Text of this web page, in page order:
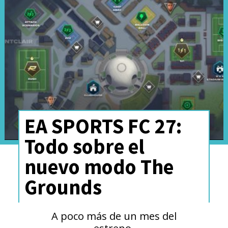
GameBoy y la GameBoy Micro.
EA SPORTS FC 27:
Todo sobre el
nuevo modo The
Grounds
A poco más de un mes del